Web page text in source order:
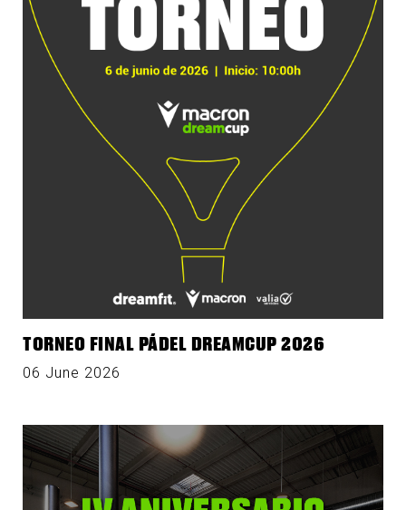
TORNEO FINAL PÁDEL DREAMCUP 2026
06 June 2026